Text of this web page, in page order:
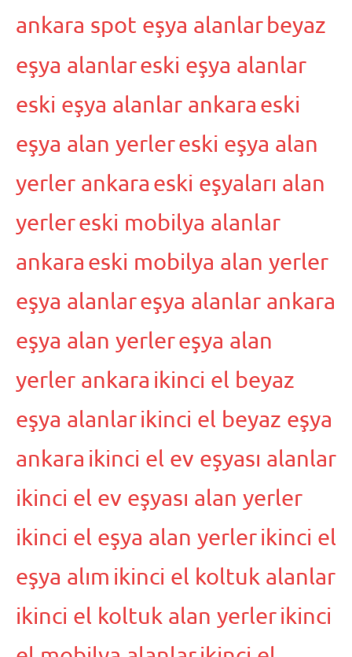
ankara spot eşya alanlarbeyaz
eşya alanlareski eşya alanlar
eski eşya alanlar ankara eski
eşya alan yerlereski eşya alan
yerler ankara eski eşyaları alan
yerlereski mobilya alanlar
ankara eski mobilya alan yerler
eşya alanlareşya alanlar ankara
eşya alan yerlereşya alan
yerler ankara ikinci el beyaz
eşya alanlarikinci el beyaz eşya
ankara ikinci el ev eşyası alanlar
ikinci el ev eşyası alan yerler
ikinci el eşya alan yerlerikinci el
eşya alım ikinci el koltuk alanlar
ikinci el koltuk alan yerlerikinci